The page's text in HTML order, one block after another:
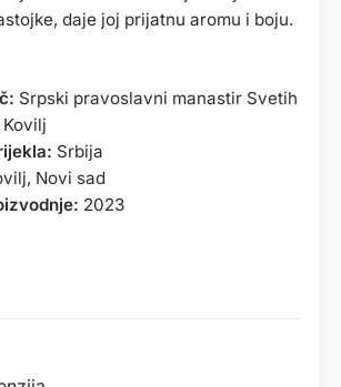
daje joj prijatnu aromu i boju.
Srpski pravoslavni manastir Svetih
Srbija
Novi sad
2023